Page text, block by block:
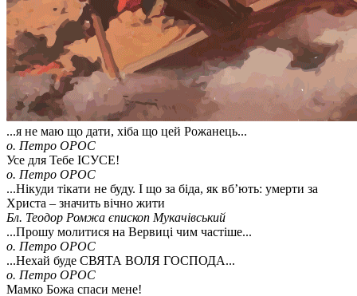
...я не маю що дати, хіба що цей Рожанець...
о. Петро ОРОС
Усе для Тебе ІСУСЕ!
о. Петро ОРОС
...Нікуди тікати не буду. І що за біда, як вб’ють: умерти за
Христа – значить вічно жити
Бл. Теодор Ромжа єпископ Мукачівський
...Прошу молитися на Вервиці чим частіше...
о. Петро ОРОС
...Нехай буде СВЯТА ВОЛЯ ГОСПОДА...
о. Петро ОРОС
Мамко Божа спаси мене!